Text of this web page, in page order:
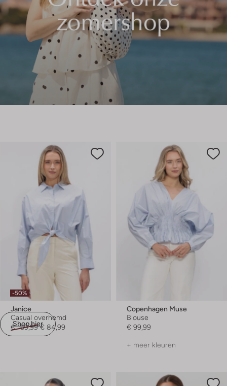
Shop hier
-50%
Janice
Casual overhemd
€ 169,99 € 84,99
Copenhagen Muse
Blouse
€ 99,99
+ meer kleuren